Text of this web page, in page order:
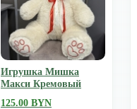
Игрушка Мишка
Mакси Кремовый
125.00 BYN